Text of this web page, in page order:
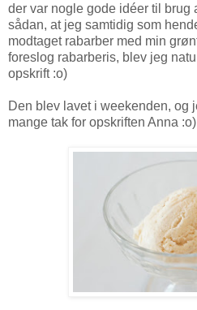
der var nogle gode idéer til brug
sådan, at jeg samtidig som
modtaget rabarber med min
foreslog rabarberis, blev jeg
opskrift :o)
Den blev lavet i weekenden, og
mange tak for opskriften Anna :o)